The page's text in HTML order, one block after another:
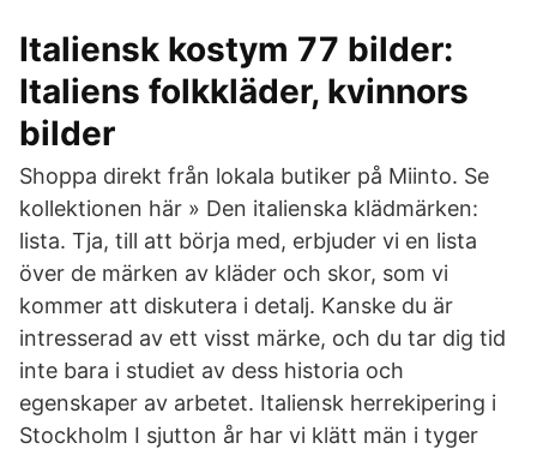
Italiensk kostym 77 bilder:
Italiens folkkläder, kvinnors
bilder
Shoppa direkt från lokala butiker på Miinto. Se
kollektionen här » Den italienska klädmärken:
lista. Tja, till att börja med, erbjuder vi en lista
över de märken av kläder och skor, som vi
kommer att diskutera i detalj. Kanske du är
intresserad av ett visst märke, och du tar dig tid
inte bara i studiet av dess historia och
egenskaper av arbetet. Italiensk herrekipering i
Stockholm I sjutton år har vi klätt män i tyger